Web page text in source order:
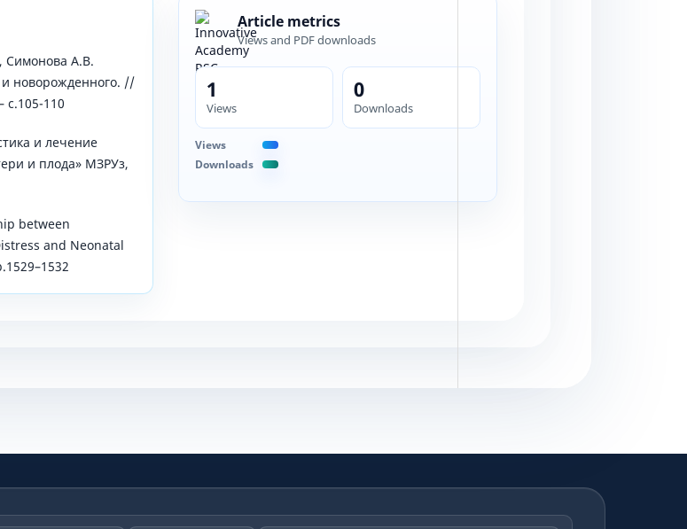
Симонова А.В.
новорожденного. //
с.105-110
и лечение
и плода» МЗРУз,
between
and Neonatal
Article metrics
Views and PDF downloads
1
Views
0
Downloads
Views
Downloads